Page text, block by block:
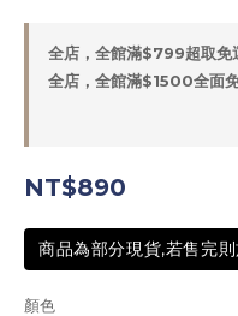
全店，全館滿$799超取免
全店，全館滿$1500全面
NT$890
商品為部分現貨,若售完
顏色